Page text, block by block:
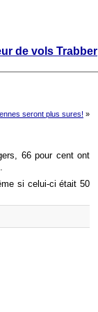
de vols Trabber
seront plus sures! »
66 pour cent ont
si celui-ci était 50